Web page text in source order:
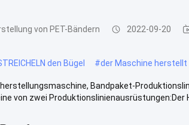
von PET-Bändern 2022-09-20
den Bügel #der Maschine herstellt
Bandpaket-
von zwei Produktionslinienausrüstungen:Der